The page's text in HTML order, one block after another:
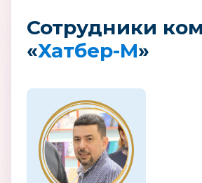
Сотрудники
«Хатбер-М»